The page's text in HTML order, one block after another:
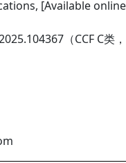
[Available online
（CCF C类，